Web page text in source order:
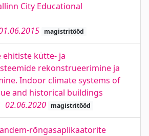
City Educational
magistritööd
ehitiste kütte- ja
rekonstrueerimine ja
Indoor climate systems of
and historical buildings
02.06.2020 magistritööd
rõngasaplikaatorite